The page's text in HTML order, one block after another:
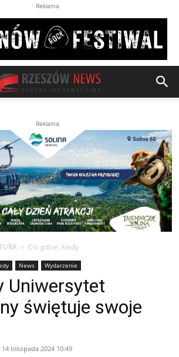
Reklama
Reklama
Co, gdzie, kiedy
News Wydarzenie
Uniwersytet
świętuje swoje
14 listopada 2024 10:49